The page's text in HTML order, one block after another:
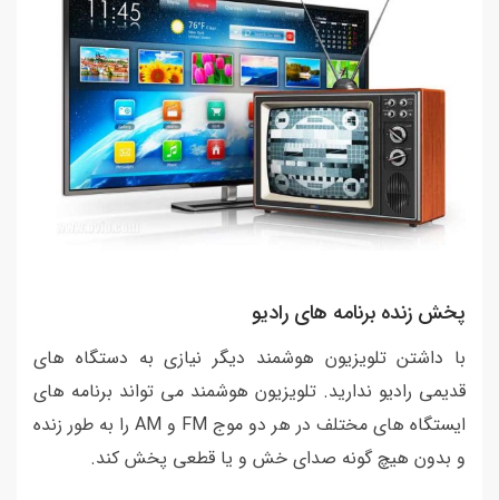
پخش زنده برنامه های رادیو
با داشتن تلویزیون هوشمند دیگر نیازی به دستگاه های
قدیمی رادیو ندارید. تلویزیون هوشمند می تواند برنامه های
ایستگاه های مختلف در هر دو موج FM و AM را به طور زنده
و بدون هیچ گونه صدای خش و یا قطعی پخش کند.